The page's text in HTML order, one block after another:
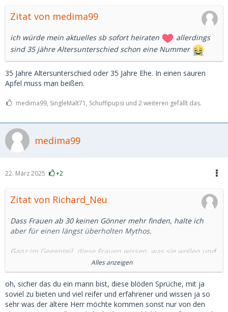
Zitat von medima99
ich würde mein aktuelles sb sofort heiraten
allerdings
sind 35 jähre Altersunterschied schon eine Nummer
35 Jahre Altersunterschied oder 35 Jahre Ehe. In einen sauren
Apfel muss man beißen.
medima99, SingleMalt71, Schuffipupsi und 2 weiteren gefällt das.
medima99
22. März 2025 +2
Zitat von Richard_Neu
Dass Frauen ab 30 keinen Gönner mehr finden, halte ich
aber für einen längst überholten Mythos.
Ganz im Gegenteil, diese Frauen wissen, was sie wollen und
sind nicht mehr so leicht zu beeindrucken wie naive 20-
Jährige. In der Regel ist ihr Finanzbedarf auch größer
(anderer Lebensstil) als bei einer Studentin.
Wenn der Herr dann 45 oder 50 oder gar darüber ist, ist der
Alles anzeigen
oh, sicher das du ein mann bist, diese blöden Sprüche, mit ja
soviel zu bieten und viel reifer und erfahrener und wissen ja so
sehr was der ältere Herr möchte kommen sonst nur von den